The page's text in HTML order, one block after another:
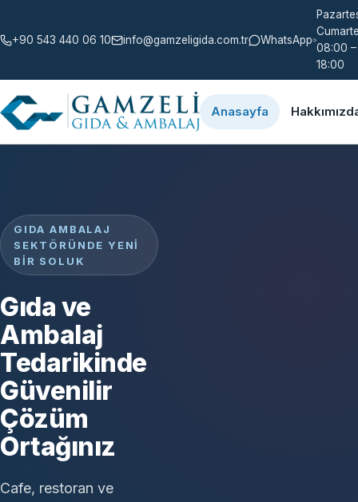
+90 543 440 06 10 info@gamzeligida.com.tr WhatsApp
08:00 –
18:00
Anasayfa
GIDA AMBALAJ
SEKTÖRÜNDE YENI
BIR SOLUK
Gıda ve
Ambalaj
Tedarikinde
Güvenilir
Çözüm
Ortağınız
Cafe, restoran ve